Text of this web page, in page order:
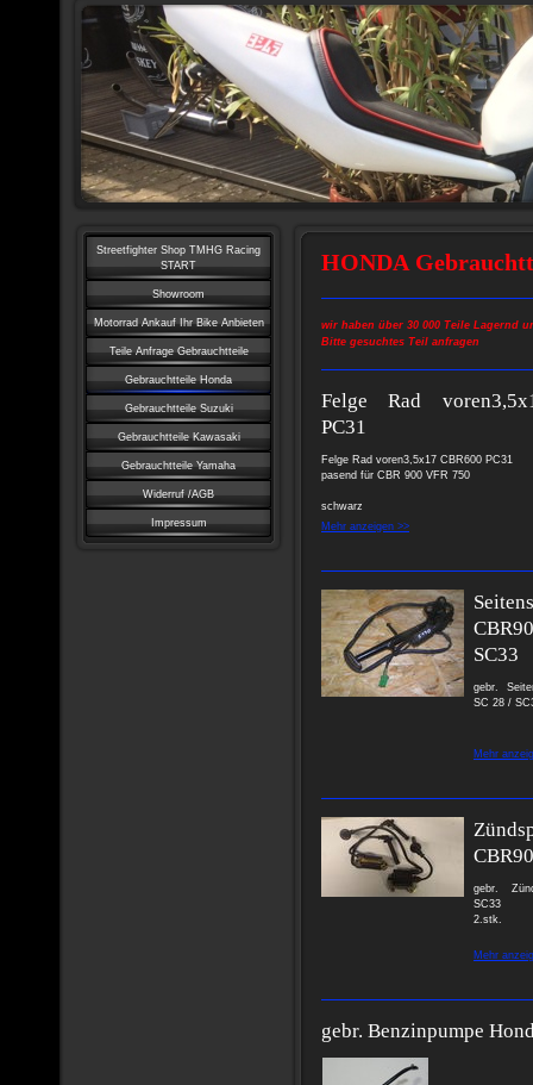
Streetfighter Shop TMHG Racing
START
Showroom
Motorrad Ankauf Ihr Bike Anbieten
Teile Anfrage Gebrauchtteile
Gebrauchtteile Honda
Gebrauchtteile Suzuki
Gebrauchtteile Kawasaki
Gebrauchtteile Yamaha
Widerruf /AGB
Impressum
HONDA
wir haben über 30 000 Teile Lagernd
Bitte gesuchtes Teil anfragen
Felge Rad
PC31
Felge Rad voren3,5x17 CBR600 PC31
pasend für CBR 900 VFR 750
schwarz
Mehr anzeigen >>
SC33
gebr.
SC 28 /
Mehr
gebr.
SC33
2.stk.
Mehr
gebr. Benzinpumpe